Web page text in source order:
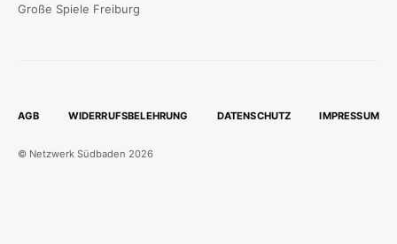
Große Spiele Freiburg
AGB WIDERRUFSBELEHRUNG DATENSCHUTZ IMPRESSUM
© Netzwerk Südbaden 2026